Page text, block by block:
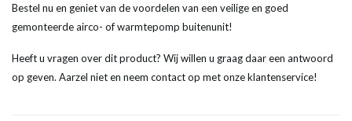
Bestel nu en geniet van de voordelen van een veilige en goed
gemonteerde airco- of warmtepomp buitenunit!
Heeft u vragen over dit product? Wij willen u graag daar een antwoord
op geven. Aarzel niet en neem contact op met onze klantenservice!